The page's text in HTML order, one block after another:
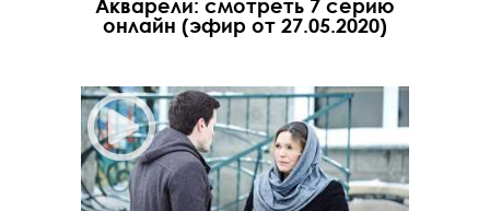
Акварели: смотреть 7 серию
онлайн (эфир от 27.05.2020)